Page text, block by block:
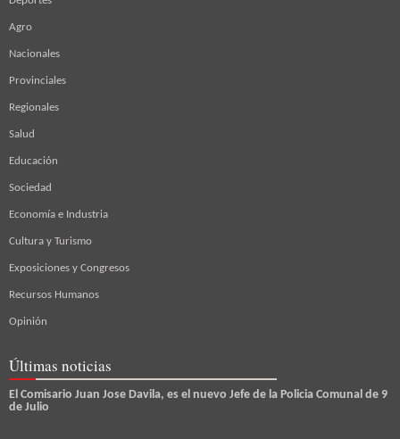
Agro
Nacionales
Provinciales
Regionales
Salud
Educación
Sociedad
Economía e Industria
Cultura y Turismo
Exposiciones y Congresos
Recursos Humanos
Opinión
Últimas noticias
El Comisario Juan Jose Davila, es el nuevo Jefe de la Policia Comunal de 9
de Julio